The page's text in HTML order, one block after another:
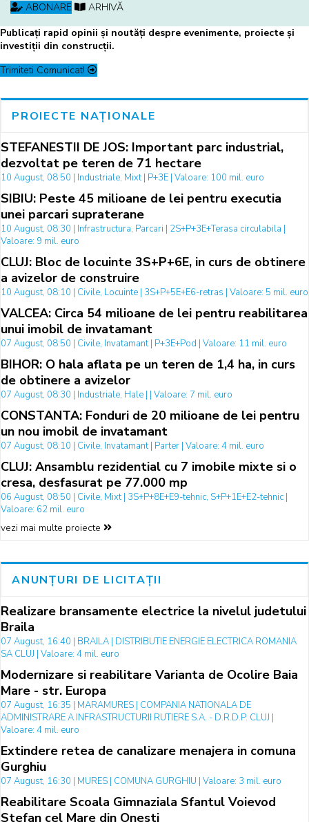
ABONARE
ARHIVĂ
Publicați rapid opinii și noutăți despre evenimente, proiecte și
investiții din construcții.
Trimiteti Comunicat!
PROIECTE NAȚIONALE
STEFANESTII DE JOS: Important parc industrial,
dezvoltat pe teren de 71 hectare
10 August, 08:50 | Industriale, Mixt | P+3E | Valoare: 100 mil. euro
SIBIU: Peste 45 milioane de lei pentru executia
unei parcari supraterane
10 August, 08:30 | Infrastructura, Parcari | 2S+P+3E+Terasa circulabila |
Valoare: 9 mil. euro
CLUJ: Bloc de locuinte 3S+P+6E, in curs de obtinere
a avizelor de construire
10 August, 08:10 | Civile, Locuinte | 3S+P+5E+E6-retras | Valoare: 5 mil. euro
VALCEA: Circa 54 milioane de lei pentru reabilitarea
unui imobil de invatamant
07 August, 08:50 | Civile, Invatamant | P+3E+Pod | Valoare: 11 mil. euro
BIHOR: O hala aflata pe un teren de 1,4 ha, in curs
de obtinere a avizelor
07 August, 08:30 | Industriale, Hale | | Valoare: 7 mil. euro
CONSTANTA: Fonduri de 20 milioane de lei pentru
un nou imobil de invatamant
07 August, 08:10 | Civile, Invatamant | Parter | Valoare: 4 mil. euro
CLUJ: Ansamblu rezidential cu 7 imobile mixte si o
cresa, desfasurat pe 77.000 mp
06 August, 08:50 | Civile, Mixt | 3S+P+8E+E9-tehnic, S+P+1E+E2-tehnic |
Valoare: 62 mil. euro
vezi mai multe proiecte
ANUNȚURI DE LICITAȚII
Realizare bransamente electrice la nivelul judetului
Braila
07 August, 16:40 | BRAILA | DISTRIBUTIE ENERGIE ELECTRICA ROMANIA
SA CLUJ | Valoare: 4 mil. euro
Modernizare si reabilitare Varianta de Ocolire Baia
Mare - str. Europa
07 August, 16:35 | MARAMURES | COMPANIA NATIONALA DE
ADMINISTRARE A INFRASTRUCTURII RUTIERE S.A. - D.R.D.P. CLUJ |
Valoare: 4 mil. euro
Extindere retea de canalizare menajera in comuna
Gurghiu
07 August, 16:30 | MURES | COMUNA GURGHIU | Valoare: 3 mil. euro
Reabilitare Scoala Gimnaziala Sfantul Voievod
Stefan cel Mare din Onesti